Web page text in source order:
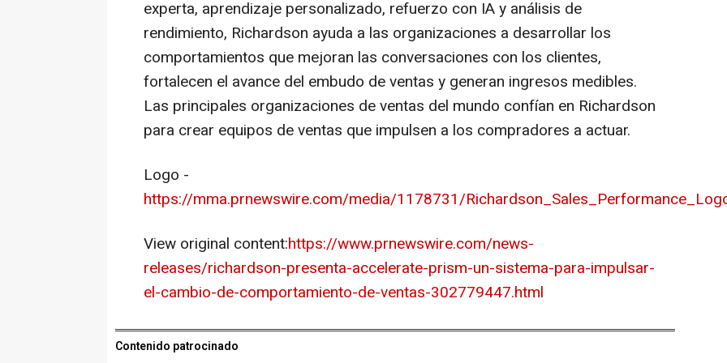
experta, aprendizaje personalizado, refuerzo con IA y análisis de
rendimiento, Richardson ayuda a las organizaciones a desarrollar los
comportamientos que mejoran las conversaciones con los clientes,
fortalecen el avance del embudo de ventas y generan ingresos medibles.
Las principales organizaciones de ventas del mundo confían en Richardson
para crear equipos de ventas que impulsen a los compradores a actuar.
Logo -
https://mma.prnewswire.com/media/1178731/
View original content:https://www.prnewswire.com/news-
releases/richardson-presenta-accelerate-prism-un-sistema-para-impulsar-
el-cambio-de-comportamiento-de-ventas-302779447.html
Contenido patrocinado